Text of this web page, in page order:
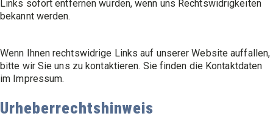
Links sofort entfernen würden, wenn uns Rechtswidrigkeiten
bekannt werden.
Wenn Ihnen rechtswidrige Links auf unserer Website auffallen,
bitte wir Sie uns zu kontaktieren. Sie finden die Kontaktdaten
im Impressum.
Urheberrechtshinweis